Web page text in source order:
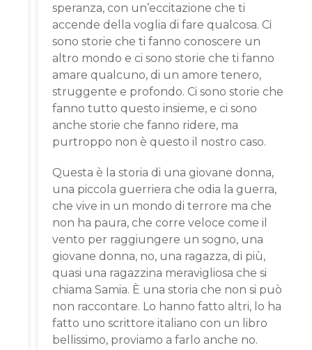
speranza, con un’eccitazione che ti
accende della voglia di fare qualcosa. Ci
sono storie che ti fanno conoscere un
altro mondo e ci sono storie che ti fanno
amare qualcuno, di un amore tenero,
struggente e profondo. Ci sono storie che
fanno tutto questo insieme, e ci sono
anche storie che fanno ridere, ma
purtroppo non è questo il nostro caso.
Questa è la storia di una giovane donna,
una piccola guerriera che odia la guerra,
che vive in un mondo di terrore ma che
non ha paura, che corre veloce come il
vento per raggiungere un sogno, una
giovane donna, no, una ragazza, di più,
quasi una ragazzina meravigliosa che si
chiama Samia. È una storia che non si può
non raccontare. Lo hanno fatto altri, lo ha
fatto uno scrittore italiano con un libro
bellissimo, proviamo a farlo anche no.